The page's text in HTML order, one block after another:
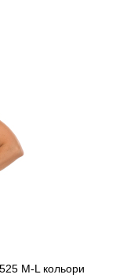
M-L кольори